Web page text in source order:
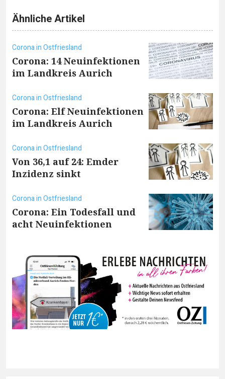
Ähnliche Artikel
Corona in Ostfriesland
Corona: 14 Neuinfektionen
im Landkreis Aurich
Corona in Ostfriesland
Corona: Elf Neuinfektionen
im Landkreis Aurich
Corona in Ostfriesland
Von 36,1 auf 24: Emder
Inzidenz sinkt
Corona in Ostfriesland
Corona: Ein Todesfall und
acht Neuinfektionen